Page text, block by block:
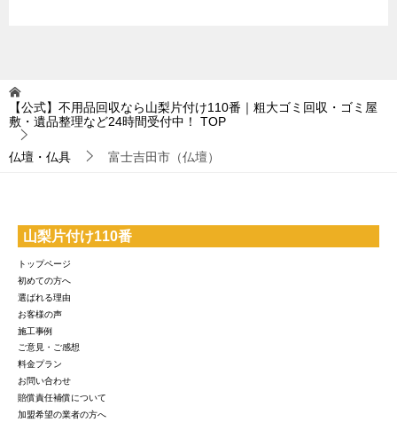
【公式】不用品回収なら山梨片付け110番｜粗大ゴミ回収・ゴミ屋
敷・遺品整理など24時間受付中！
TOP
仏壇・仏具 富士吉田市（仏壇）
山梨片付け110番
トップページ
初めての方へ
選ばれる理由
お客様の声
施工事例
ご意見・ご感想
料金プラン
お問い合わせ
賠償責任補償について
加盟希望の業者の方へ